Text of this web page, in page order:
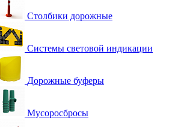
Столбики дорожные
Системы световой индикации
Дорожные буферы
Мусоросбросы